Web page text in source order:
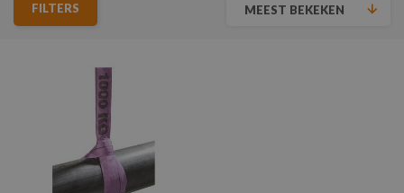
FILTERS MEEST BEKEKEN